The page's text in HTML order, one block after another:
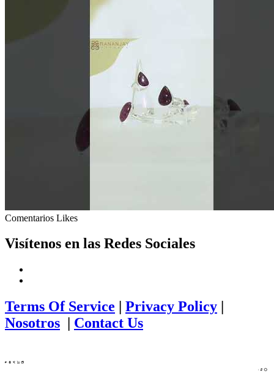
Comentarios Likes
Visítenos en las Redes Sociales
Terms Of Service Privacy Policy
Nosotros
Contact Us